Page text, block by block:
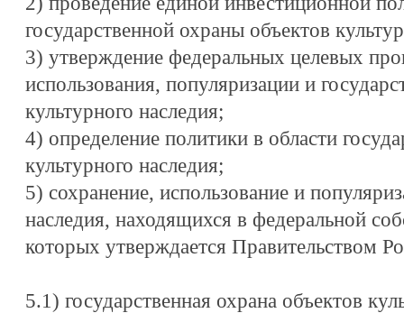
государственной охраны объектов
3) утверждение федеральных целевых
использования, популяризации и
культурного наследия;
4) определение политики в области
культурного наследия;
5) сохранение, использование и
наследия, находящихся в федеральной
которых утверждается Правительством
5.1) государственная охрана объектов